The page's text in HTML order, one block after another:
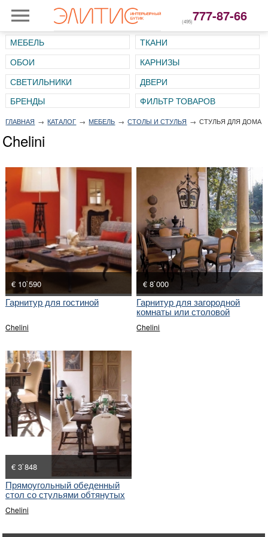
(495)777-87-66
МЕБЕЛЬ
ТКАНИ
ОБОИ
КАРНИЗЫ
СВЕТИЛЬНИКИ
ДВЕРИ
ГЛАВНАЯ → КАТАЛОГ → МЕБЕЛЬ → СТОЛЫ И СТУЛЬЯ → СТУЛЬЯ ДЛЯ ДОМА
Chelini
€ 10`590
Гарнитур для гостиной
Chelini
€ 8`000
Гарнитур для загородной
комнаты или столовой
Chelini
€ 3`848
Прямоугольный обеденный
стол со стульями обтянутых
Chelini